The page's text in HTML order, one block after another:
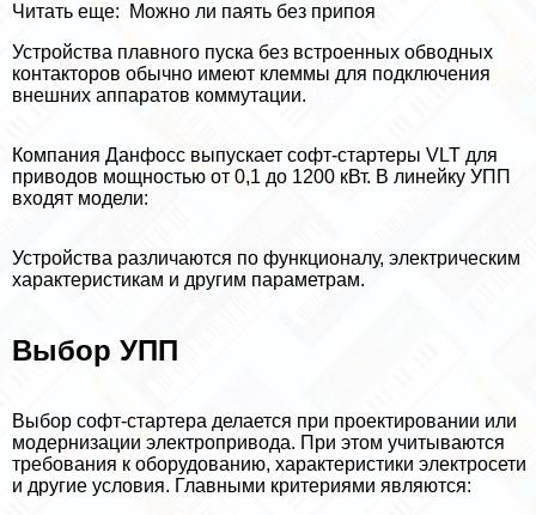
Читать еще:
Можно ли паять без припоя
Устройства плавного пуска без встроенных обводных
контакторов обычно имеют клеммы для подключения
внешних аппаратов коммутации.
Компания Данфосс выпускает софт-стартеры VLT для
приводов мощностью от 0,1 до 1200 кВт. В линейку УПП
входят модели:
Устройства различаются по функционалу, электрическим
хаpaктеристикам и другим параметрам.
Выбор УПП
Выбор софт-стартера делается при проектировании или
модернизации электропривода. При этом учитываются
требования к оборудованию, хаpaктеристики электросети
и другие условия. Главными критериями являются: